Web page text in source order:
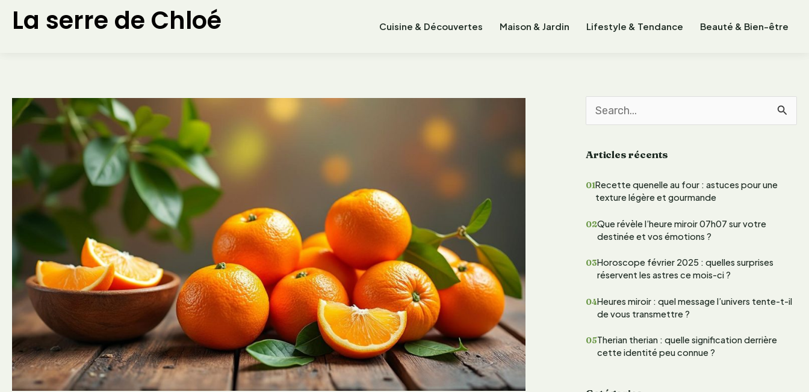
contenu
La serre de Chloé Cuisine & Découvertes Maison & Jardin Lifestyle & Tendance Beauté & Bien-être
c
r
h
r
Articles récents
Recette quenelle au four : astuces pour une
texture légère et gourmande
Que révèle l’heure miroir 07h07 sur votre
destinée et vos émotions ?
Horoscope février 2025 : quelles surprises
réservent les astres ce mois-ci ?
Heures miroir : quel message l’univers tente-t-il
de vous transmettre ?
Therian therian : quelle signification derrière
cette identité peu connue ?